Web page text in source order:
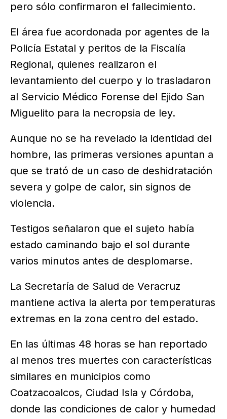
pero sólo confirmaron el fallecimiento.
El área fue acordonada por agentes de la
Policía Estatal y peritos de la Fiscalía
Regional, quienes realizaron el
levantamiento del cuerpo y lo trasladaron
al Servicio Médico Forense del Ejido San
Miguelito para la necropsia de ley.
Aunque no se ha revelado la identidad del
hombre, las primeras versiones apuntan a
que se trató de un caso de deshidratación
severa y golpe de calor, sin signos de
violencia.
Testigos señalaron que el sujeto había
estado caminando bajo el sol durante
varios minutos antes de desplomarse.
La Secretaría de Salud de Veracruz
mantiene activa la alerta por temperaturas
extremas en la zona centro del estado.
En las últimas 48 horas se han reportado
al menos tres muertes con características
similares en municipios como
Coatzacoalcos, Ciudad Isla y Córdoba,
donde las condiciones de calor y humedad